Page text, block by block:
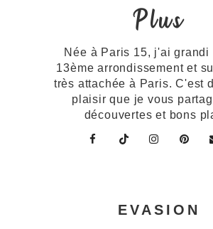
Plus
Née à Paris 15, j'ai grandi
13ème arrondissement et
très attachée à Paris. C'est
plaisir que je vous
découvertes et bons
EVASION